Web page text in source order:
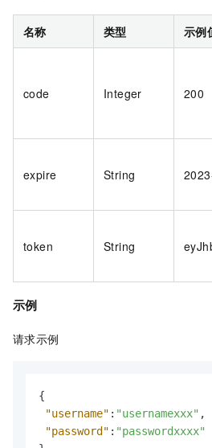
名称 类型 示例
code Integer 200
expire String
token String
示例
请求示例
{
"username" : "usernamexxx" ,
"password" : "passwordxxxx"